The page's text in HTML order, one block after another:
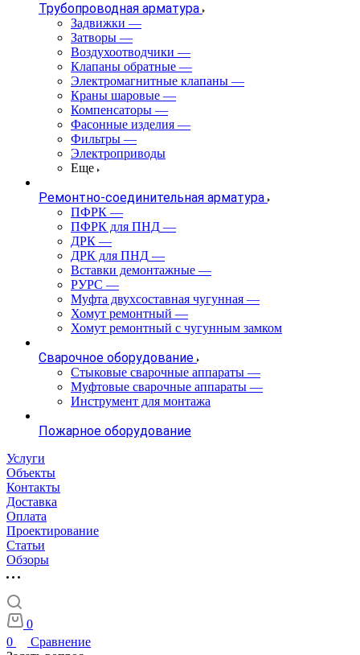
Трубопроводная арматура
Задвижки —
Затворы —
Воздухоотводчики —
Клапаны обратные —
Электромагнитные клапаны —
Краны шаровые —
Компенсаторы —
Фасонные изделия —
Фильтры —
Электроприводы
Еще
Ремонтно-соединительная арматура
ПФРК —
ПФРК для ПНД —
ДРК —
ДРК для ПНД —
Вставки демонтажные —
РУРС —
Муфта двухсоставная чугунная —
Хомут ремонтный —
Хомут ремонтный с чугунным замком
Сварочное оборудование
Стыковые сварочные аппараты —
Муфтовые сварочные аппараты —
Инструмент для монтажа
Пожарное оборудование
Услуги
Объекты
Контакты
Доставка
Оплата
Проектирование
Статьи
Обзоры
0
0
Сравнение